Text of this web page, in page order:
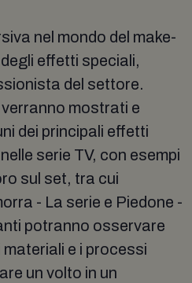
nel mondo del make-
effetti speciali,
del settore.
mostrati e
dei principali effetti
serie TV, con esempi
sul set, tra cui
- La serie e Piedone -
potranno osservare
e i processi
un volto in un